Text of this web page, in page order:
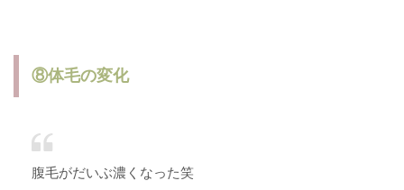
⑧体毛の変化
腹毛がだいぶ濃くなった笑